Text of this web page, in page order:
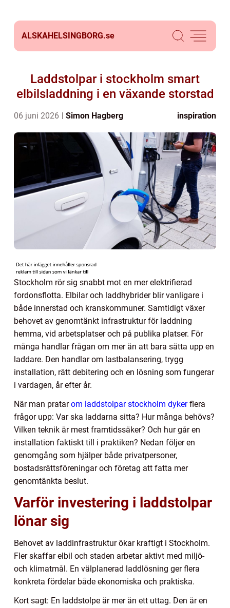
ALSKAHELSINGBORG.se
Laddstolpar i stockholm smart
elbilsladdning i en växande storstad
06 juni 2026 Simon Hagberg inspiration
Stockholm rör sig snabbt mot en mer elektrifierad
fordonsflotta. Elbilar och laddhybrider blir vanligare i
både innerstad och kranskommuner. Samtidigt växer
behovet av genomtänkt infrastruktur för laddning
hemma, vid arbetsplatser och på publika platser. För
många handlar frågan om mer än att bara sätta upp en
laddare. Den handlar om lastbalansering, trygg
installation, rätt debitering och en lösning som fungerar
i vardagen, år efter år.
När man pratarom laddstolpar stockholm dykerflera
frågor upp: Var ska laddarna sitta? Hur många behövs?
Vilken teknik är mest framtidssäker? Och hur går en
installation faktiskt till i praktiken? Nedan följer en
genomgång som hjälper både privatpersoner,
bostadsrättsföreningar och företag att fatta mer
genomtänkta beslut.
Varför investering i laddstolpar
lönar sig
Behovet av laddinfrastruktur ökar kraftigt i Stockholm.
Fler skaffar elbil och staden arbetar aktivt med miljö-
och klimatmål. En välplanerad laddlösning ger flera
konkreta fördelar både ekonomiska och praktiska.
Kort sagt: En laddstolpe är mer än ett uttag. Den är en